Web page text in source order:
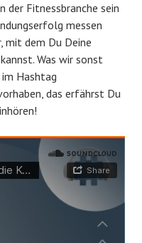
der Fitnessbranche sein
messen
dem Du Deine
Was wir sonst
im Hashtag
das erfährst Du